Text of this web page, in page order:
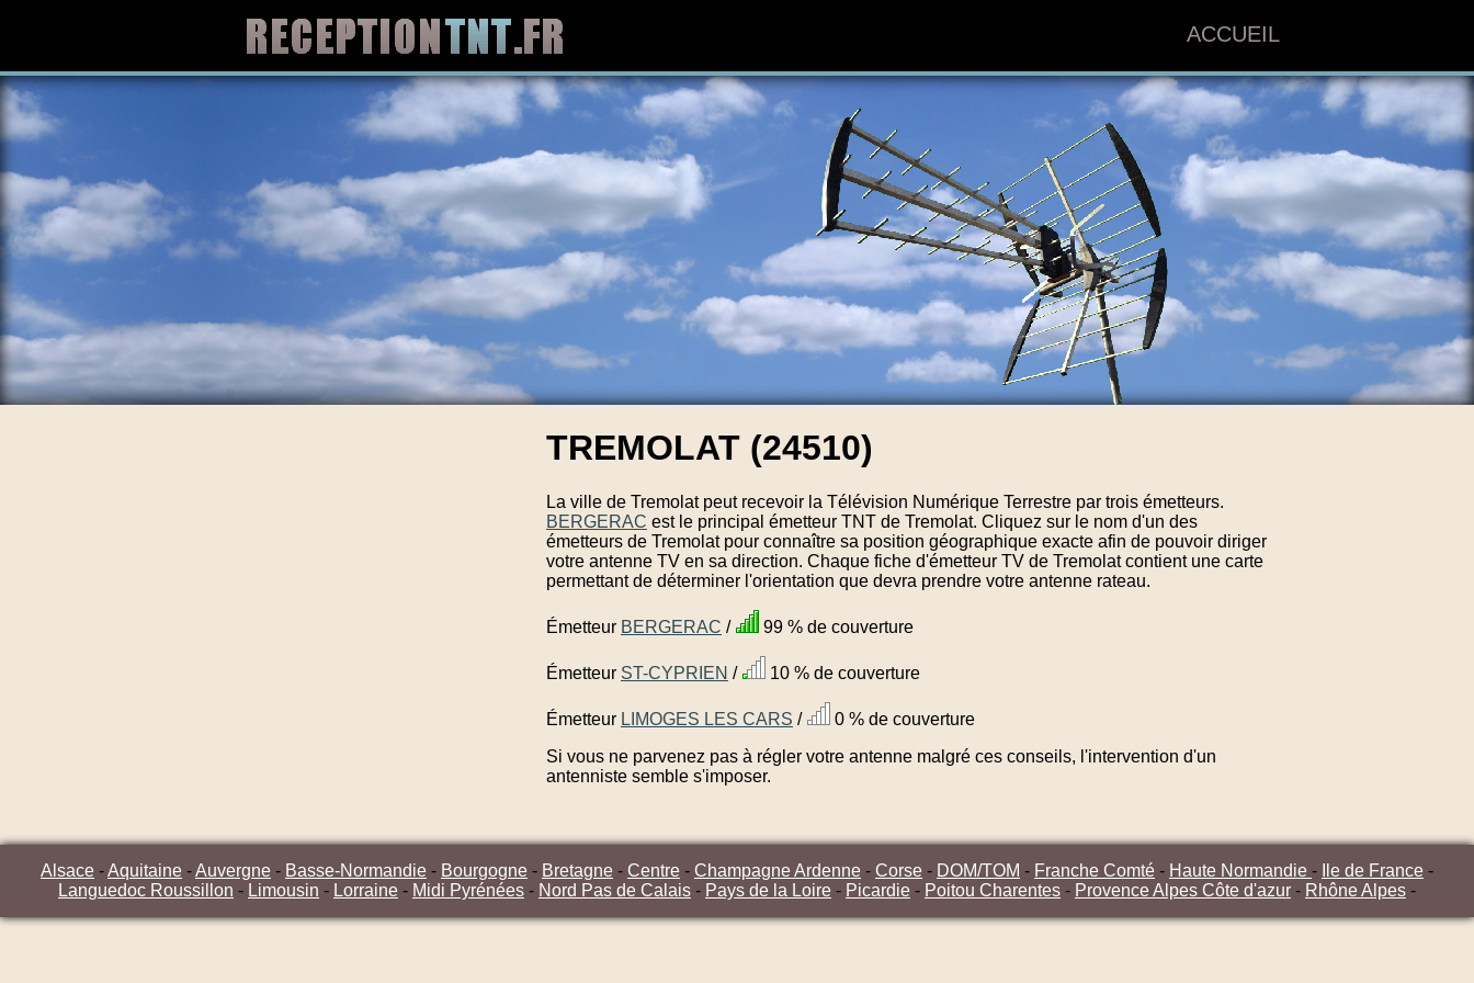
ACCUEIL
TREMOLAT (24510)
La ville de Tremolat peut recevoir la Télévision Numérique Terrestre par trois émetteurs.
BERGERAC est le principal émetteur TNT de Tremolat. Cliquez sur le nom d'un des
émetteurs de Tremolat pour connaître sa position géographique exacte afin de pouvoir diriger
votre antenne TV en sa direction. Chaque fiche d'émetteur TV de Tremolat contient une carte
permettant de déterminer l'orientation que devra prendre votre antenne rateau.
Émetteur BERGERAC / 99 % de couverture
Émetteur ST-CYPRIEN / 10 % de couverture
Émetteur LIMOGES LES CARS /
0 % de couverture
Si vous ne parvenez pas à régler votre antenne malgré ces conseils, l'intervention d'un
antenniste semble s'imposer.
Alsace -Aquitaine -Auvergne - Basse-Normandie - Bourgogne - Bretagne - Centre - Champagne Ardenne - Corse - DOM/TOM - Franche Comté - Haute Normandie - Ile de France -
Languedoc Roussillon - Limousin - Lorraine - Midi Pyrénées - Nord Pas de Calais - Pays de la Loire - Picardie - Poitou Charentes - Provence Alpes Côte d'azur - Rhône Alpes -